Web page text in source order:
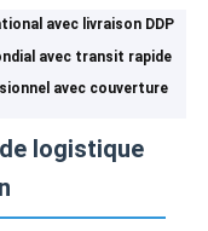
avec livraison DDP
avec transit rapide
avec couverture
logistique